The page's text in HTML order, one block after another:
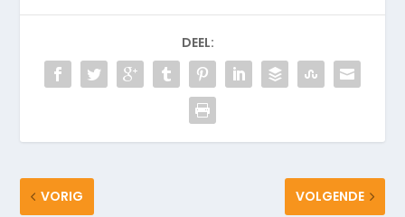
DEEL:
VORIG VOLGENDE